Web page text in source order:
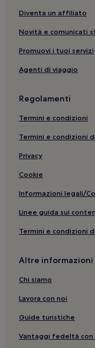
Diventa un affiliato
Novità e comunicati
Promuovi i tuoi servizi
Agenti di viaggio
Regolamenti
Termini e condizioni
Termini e condizioni
Privacy
Cookie
Informazioni legali/
Linee guida sui
Termini e condizioni
Altre informazioni
Chi siamo
Lavora con noi
Guide turistiche
Vantaggi fedeltà con